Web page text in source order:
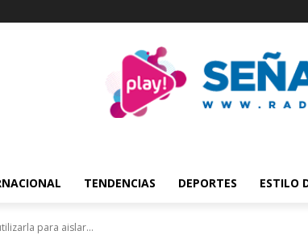
TENDENCIAS DEPORTES ESTILO
para aislar...